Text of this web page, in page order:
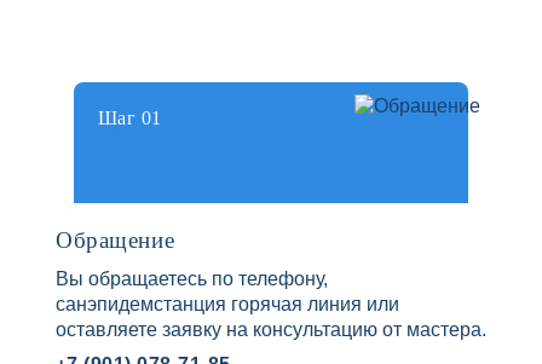
Шаг 01
Обращение
Вы обращаетесь по телефону,
санэпидемстанция горячая линия или
оставляете заявку на консультацию от мастера.